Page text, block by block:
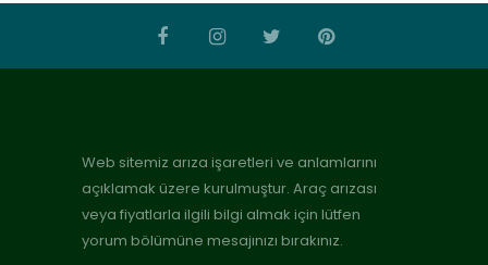
Web sitemiz arıza işaretleri ve anlamlarını
açıklamak üzere kurulmuştur. Araç arızası
veya fiyatlarla ilgili bilgi almak için lütfen
yorum bölümüne mesajınızı bırakınız.